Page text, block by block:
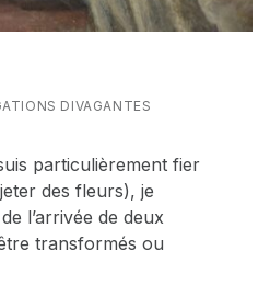
BY: DIVAGANTES
particulièrement fier
des fleurs), je
l’arrivée de deux
transformés ou